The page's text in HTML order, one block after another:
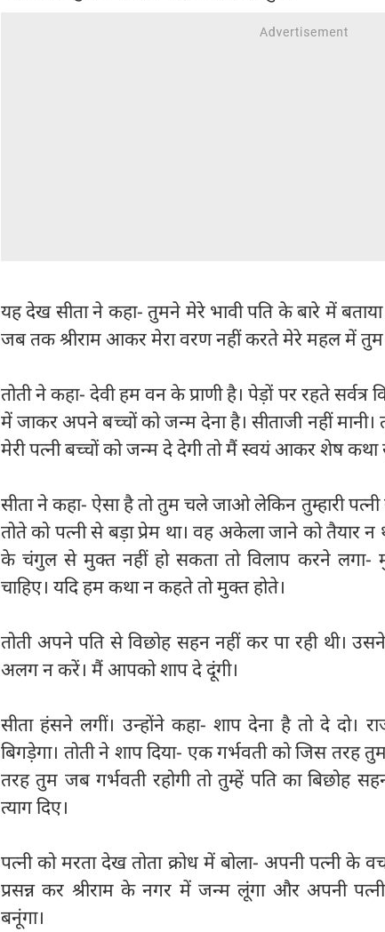
यह देख सीता ने कहा- तुमने मेरे भावी पति के बारे में
जब तक श्रीराम आकर मेरा वरण नहीं करते मेरे महल में
तोती ने कहा- देवी हम वन के प्राणी है। पेड़ों पर रहते
में जाकर अपने बच्चों को जन्म देना है। सीताजी नहीं
मेरी पत्नी बच्चों को जन्म दे देगी तो मैं स्वयं आकर शेष कथा
सीता ने कहा- ऐसा है तो तुम चले जाओ लेकिन तुम्हारी पत्नी
तोते को पत्नी से बड़ा प्रेम था। वह अकेला जाने को तैयार
के चंगुल से मुक्त नहीं हो सकता तो विलाप करने लगा-
चाहिए। यदि हम कथा न कहते तो मुक्त होते।
तोती अपने पति से विछोह सहन नहीं कर पा रही थी।
अलग न करें। मैं आपको शाप दे दूंगी।
सीता हंसने लगीं। उन्होंने कहा- शाप देना है तो दे दो।
बिगड़ेगा। तोती ने शाप दिया- एक गर्भवती को जिस तरह
तरह तुम जब गर्भवती रहोगी तो तुम्हें पति का बिछोह
त्याग दिए।
पत्नी को मरता देख तोता क्रोध में बोला- अपनी पत्नी
प्रसन्न कर श्रीराम के नगर में जन्म लूंगा और अपनी
बनूंगा।